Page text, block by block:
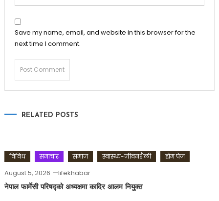
Save my name, email, and website in this browser for the
next time I comment.
RELATED POSTS
विविध समाचार समाज स्वास्थ्य-जीवनशैली होम पेज
August 5, 2026 lifekhabar
नेपाल फार्मेसी परिषद्को अध्यक्षमा कादिर आलम नियुक्त